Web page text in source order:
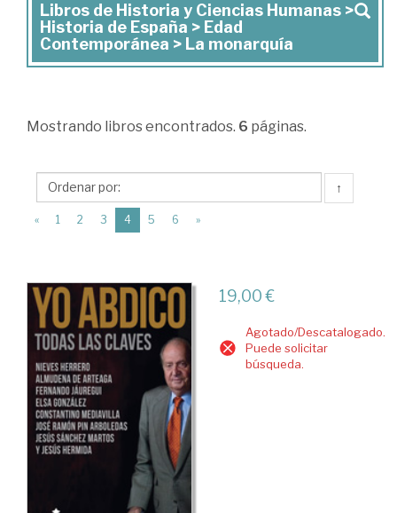
Libros
de
Historia
Ciencias
>
Historia
>
Edad
Contemporánea
>
La
monarquía
Libros de Historia y Ciencias Humanas >
Historia de España > Edad
Contemporánea > La monarquía
Mostrando libros encontrados. 6 páginas.
↑
« 1 2 3 4(current)
5 6 »
19,00 €
Agotado/Descatalogado.
Puede solicitar
búsqueda.